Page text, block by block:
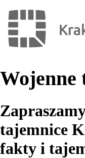
Wojenne
tajemnice
fakty i